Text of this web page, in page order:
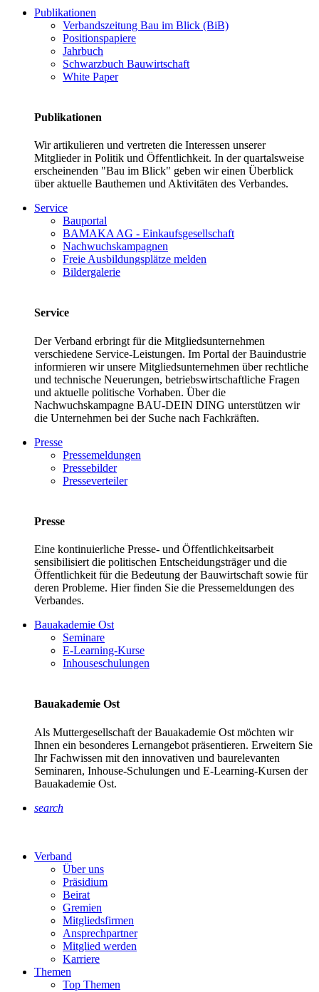
Publikationen
Verbandszeitung Bau im Blick (BiB)
Positionspapiere
Jahrbuch
Schwarzbuch Bauwirtschaft
White Paper
Publikationen
Wir artikulieren und vertreten die Interessen unserer
Mitglieder in Politik und Öffentlichkeit. In der quartalsweise
erscheinenden "Bau im Blick" geben wir einen Überblick
über aktuelle Bauthemen und Aktivitäten des Verbandes.
Service
Bauportal
BAMAKA AG - Einkaufsgesellschaft
Nachwuchskampagnen
Freie Ausbildungsplätze melden
Bildergalerie
Service
Der Verband erbringt für die Mitgliedsunternehmen
verschiedene Service-Leistungen. Im Portal der Bauindustrie
informieren wir unsere Mitgliedsunternehmen über rechtliche
und technische Neuerungen, betriebswirtschaftliche Fragen
und aktuelle politische Vorhaben. Über die
Nachwuchskampagne BAU-DEIN DING unterstützen wir
die Unternehmen bei der Suche nach Fachkräften.
Presse
Pressemeldungen
Pressebilder
Presseverteiler
Presse
Eine kontinuierliche Presse- und Öffentlichkeitsarbeit
sensibilisiert die politischen Entscheidungsträger und die
Öffentlichkeit für die Bedeutung der Bauwirtschaft sowie für
deren Probleme. Hier finden Sie die Pressemeldungen des
Verbandes.
Bauakademie Ost
Seminare
E-Learning-Kurse
Inhouseschulungen
Bauakademie Ost
Als Muttergesellschaft der Bauakademie Ost möchten wir
Ihnen ein besonderes Lernangebot präsentieren. Erweitern Sie
Ihr Fachwissen mit den innovativen und baurelevanten
Seminaren, Inhouse-Schulungen und E-Learning-Kursen der
Bauakademie Ost.
search
Verband
Über uns
Präsidium
Beirat
Gremien
Mitgliedsfirmen
Ansprechpartner
Mitglied werden
Karriere
Themen
Top Themen